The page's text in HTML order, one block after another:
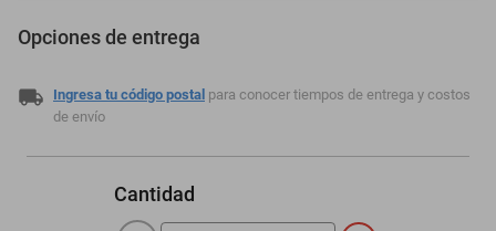
Opciones de entrega
Ingresa tu código postal para conocer tiempos de entrega y costos
de envío
Cantidad